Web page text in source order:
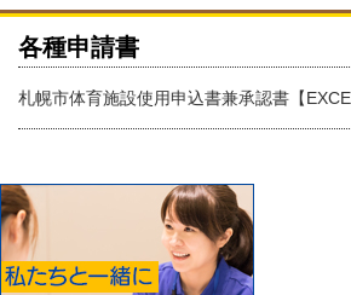
各種申請書
札幌市体育施設使用申込書兼承認書【